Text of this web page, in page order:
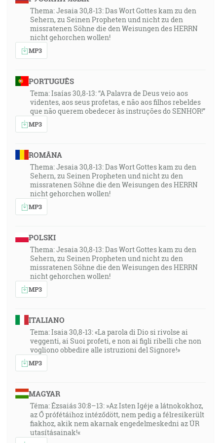
23:27
… lebo sám Otec vás má rád, pretože ste vy mňa mali
radi a uverili ste, že som ja vyšiel od Boha. [Jn 16:27]
24:49
A teraz poznali, že všetko, čo si mi dal, je od teba; lebo
slová, ktoré si mi dal, dal som im, a oni prijali a
poznali vpravde, že som vyšiel od teba, a uverili, že si
ma ty poslal. [Jn 17:7-8]
29:25
A tu na poludnie, na ceste som videl, ó, kráľu, z neba
obkľúčilo mňa i tých, ktorí išli so mnou. [Sk 26:13]
29:54
… ten blahoslavený a jediný Mocnár, Kráľ kraľujúcich
a Pán panujúcich, ktorý má sám jediný nesmrteľnosť
a býva v neprístupnom svetle, ktoré nevidel nikto z
Ameň. [1Tm 6:15-16]
30:13
… a to o hriechu preto, že neveria vo mňa; o
spravedlivosti, že idem k svojmu Otcovi, a už ma
viacej neuvidíte, a o súde, že knieža tohoto sveta je
31:25
A položím nepriateľstvo medzi tebou a medzi ženou,
medzi tvojím semenom a medzi jej semenom; ono ti
rozdrtí hlavu a ty mu rozdrtíš pätu. [1M 3:15]
33:54
… o Ježišovi z Nazareta, jako ho pomazal Bôh Svätým
Duchom a mocou, ktorý prešiel zem dobre činiac a
uzdravujúc všetkých, ktorí boli premožení od diabla a
Thema: Jesaia 30,8-13: Das Wort Gottes kam zu den
Sehern, zu Seinen Propheten und nicht zu den
missratenen Söhne die den Weisungen des HERRN
nicht gehorchen wollen!
MP3
PORTUGUÊS
Tema: Isaías 30,8-13: “A Palavra de Deus veio aos
videntes, aos seus profetas, e não aos filhos rebeldes
que não querem obedecer às instruções do SENHOR!”
MP3
ROMÂNA
Thema: Jesaia 30,8-13: Das Wort Gottes kam zu den
Sehern, zu Seinen Propheten und nicht zu den
missratenen Söhne die den Weisungen des HERRN
nicht gehorchen wollen!
MP3
POLSKI
Thema: Jesaia 30,8-13: Das Wort Gottes kam zu den
Sehern, zu Seinen Propheten und nicht zu den
missratenen Söhne die den Weisungen des HERRN
nicht gehorchen wollen!
MP3
ITALIANO
Tema: Isaia 30,8-13: «La parola di Dio si rivolse ai
veggenti, ai Suoi profeti, e non ai figli ribelli che non
vogliono obbedire alle istruzioni del Signore!»
MP3
MAGYAR
Téma: Ézsaiás 30:8–13: »Az Isten Igéje a látnokokhoz,
az Ő prófétáihoz intéződött, nem pedig a félresikerült
fiakhoz, akik nem akarnak engedelmeskedni az ÚR
utasításainak!«